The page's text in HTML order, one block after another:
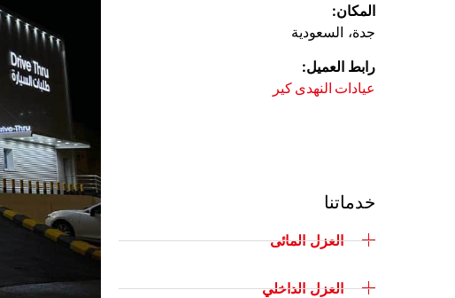
المكان:
جدة، السعودية
رابط العميل:
عيادات النهدى كير
خدماتنا
العزل المائى
العزل الداخلي